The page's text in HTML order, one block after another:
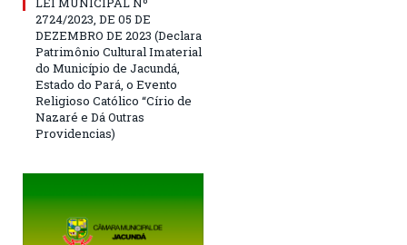
2724/2023, DE 05 DE
DEZEMBRO DE 2023 (Declara
Patrimônio Cultural Imaterial
do Município de Jacundá,
Estado do Pará, o Evento
Religioso Católico “Círio de
Nazaré e Dá Outras
Providencias)